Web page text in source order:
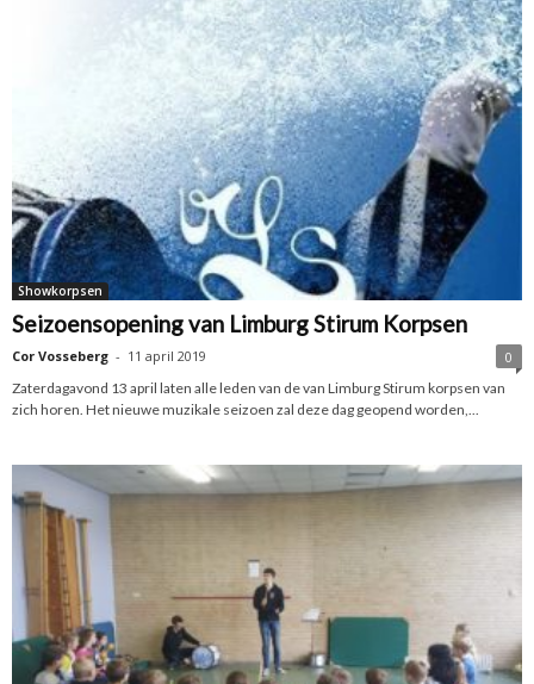
Showkorpsen
Seizoensopening van Limburg Stirum Korpsen
Cor Vosseberg - 11 april 2019
0
Zaterdagavond 13 april laten alle leden van de van Limburg Stirum korpsen van
zich horen. Het nieuwe muzikale seizoen zal deze dag geopend worden,...